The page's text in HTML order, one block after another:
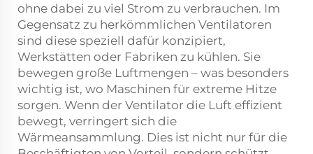
ohne dabei zu viel Strom zu verbrauchen. Im
Gegensatz zu herkömmlichen Ventilatoren
sind diese speziell dafür konzipiert,
Werkstätten oder Fabriken zu kühlen. Sie
bewegen große Luftmengen – was besonders
wichtig ist, wo Maschinen für extreme Hitze
sorgen. Wenn der Ventilator die Luft effizient
bewegt, verringert sich die
Wärmeansammlung. Dies ist nicht nur für die